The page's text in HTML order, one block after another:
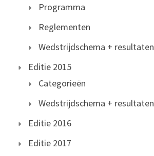
Programma
Reglementen
Wedstrijdschema + resultaten
Editie 2015
Categorieën
Wedstrijdschema + resultaten
Editie 2016
Editie 2017